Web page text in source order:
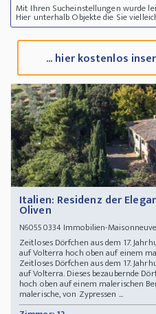
Mit Ihren Sucheinstellungen wurde
Hier unterhalb Objekte die Sie
... hier kostenlos
Italien: Residenz der
Oliven
N60550334Immobilien-
Zeitloses Dörfchen aus dem 17.
auf Volterra hoch oben auf einem
Zeitloses Dörfchen aus dem 17.
auf Volterra. Dieses bezaubernde
hoch oben auf einem malerischen
malerische, von Zypressen ...